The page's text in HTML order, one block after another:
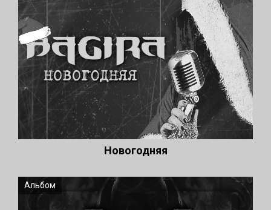
Новогодняя
Альбом